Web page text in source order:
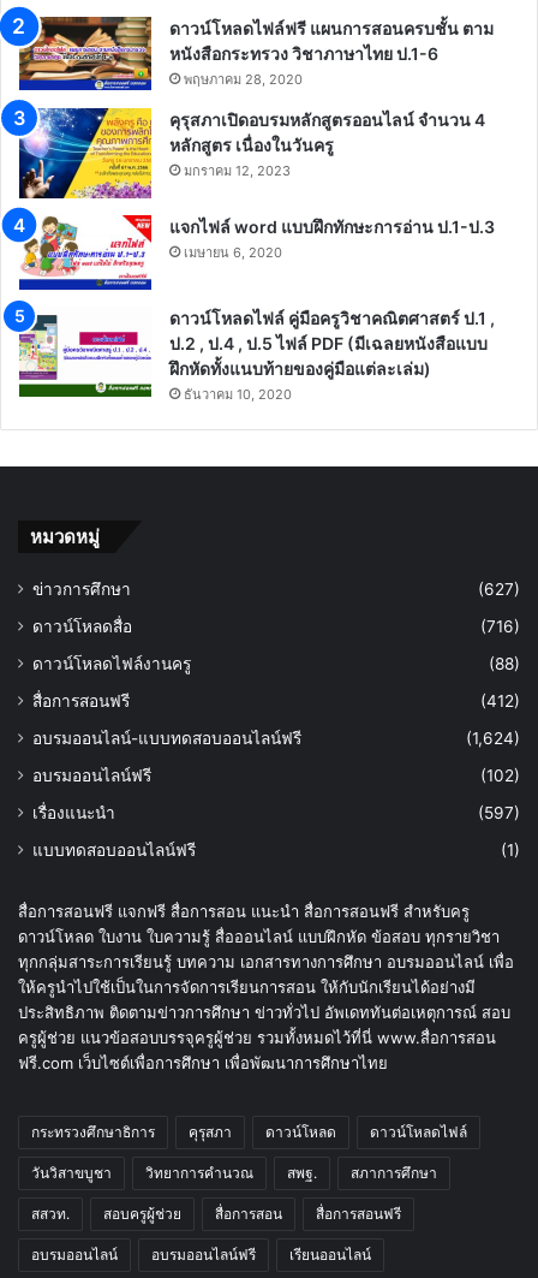
ดาวน์โหลดไฟล์ฟรี แผนการสอนครบชั้น ตาม
หนังสือกระทรวง วิชาภาษาไทย ป.1-6
พฤษภาคม 28, 2020
คุรุสภาเปิดอบรมหลักสูตรออนไลน์ จำนวน 4
หลักสูตร เนื่องในวันครู
มกราคม 12, 2023
แจกไฟล์ word แบบฝึกทักษะการอ่าน ป.1-ป.3
เมษายน 6, 2020
ดาวน์โหลดไฟล์ คู่มือครูวิชาคณิตศาสตร์ ป.1 ,
ป.2 , ป.4 , ป.5 ไฟล์ PDF (มีเฉลยหนังสือแบบ
ฝึกหัดทั้งแนบท้ายของคู่มือแต่ละเล่ม)
ธันวาคม 10, 2020
หมวดหมู่
ข่าวการศึกษา
(627)
ดาวน์โหลดสื่อ
(716)
ดาวน์โหลดไฟล์งานครู
(88)
สื่อการสอนฟรี
(412)
อบรมออนไลน์-แบบทดสอบออนไลน์ฟรี
(1,624)
อบรมออนไลน์ฟรี
(102)
เรื่องแนะนำ
(597)
แบบทดสอบออนไลน์ฟรี
(1)
สื่อการสอนฟรี แจกฟรี สื่อการสอน แนะนำ สื่อการสอนฟรี สำหรับครู
ดาวน์โหลด ใบงาน ใบความรู้ สื่อออนไลน์ แบบฝึกหัด ข้อสอบ ทุกรายวิชา
ทุกกลุ่มสาระการเรียนรู้ บทความ เอกสารทางการศึกษา อบรมออนไลน์ เพื่อ
ให้ครูนำไปใช้เป็นในการจัดการเรียนการสอน ให้กับนักเรียนได้อย่างมี
ประสิทธิภาพ ติดตามข่าวการศึกษา ข่าวทั่วไป อัพเดททันต่อเหตุการณ์ สอบ
ครูผู้ช่วย แนวข้อสอบบรรจุครูผู้ช่วย รวมทั้งหมดไว้ที่นี่ www.สื่อการสอน
ฟรี.com เว็บไซต์เพื่อการศึกษา เพื่อพัฒนาการศึกษาไทย
กระทรวงศึกษาธิการ คุรุสภา ดาวน์โหลด ดาวน์โหลดไฟล์
วันวิสาขบูชา วิทยาการคำนวณ สพฐ. สภาการศึกษา
สสวท. สอบครูผู้ช่วย สื่อการสอน สื่อการสอนฟรี
อบรมออนไลน์ อบรมออนไลน์ฟรี เรียนออนไลน์